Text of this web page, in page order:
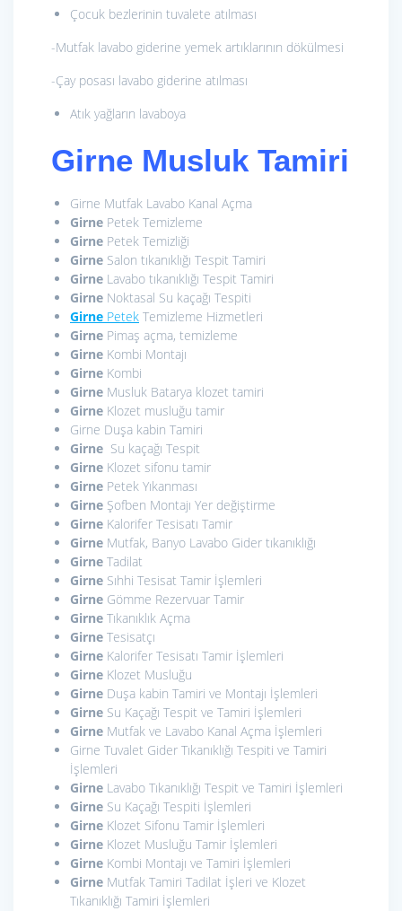
Çocuk bezlerinin tuvalete atılması
-Mutfak lavabo giderine yemek artıklarının dökülmesi
-Çay posası lavabo giderine atılması
Atık yağların lavaboya
Girne Musluk Tamiri
Girne Mutfak Lavabo Kanal Açma
Girne Petek Temizleme
Girne Petek Temizliği
Girne Salon tıkanıklığı Tespit Tamiri
Girne Lavabo tıkanıklığı Tespit Tamiri
Girne Noktasal Su kaçağı Tespiti
Girne Petek Temizleme Hizmetleri
Girne Pimaş açma, temizleme
Girne Kombi Montajı
Girne Kombi
Girne Musluk Batarya klozet tamiri
Girne Klozet musluğu tamir
Girne Duşa kabin Tamiri
Girne Su kaçağı Tespit
Girne Klozet sifonu tamir
Girne Petek Yıkanması
Girne Şofben Montajı Yer değiştirme
Girne Kalorifer Tesisatı Tamir
Girne Mutfak, Banyo Lavabo Gider tıkanıklığı
Girne Tadilat
Girne Sıhhi Tesisat Tamir İşlemleri
Girne Gömme Rezervuar Tamir
Girne Tıkanıklık Açma
Girne Tesisatçı
Girne Kalorifer Tesisatı Tamir İşlemleri
Girne Klozet Musluğu
Girne Duşa kabin Tamiri ve Montajı İşlemleri
Girne Su Kaçağı Tespit ve Tamiri İşlemleri
Girne Mutfak ve Lavabo Kanal Açma İşlemleri
Girne Tuvalet Gider Tıkanıklığı Tespiti ve Tamiri
İşlemleri
Girne Lavabo Tıkanıklığı Tespit ve Tamiri İşlemleri
Girne Su Kaçağı Tespiti İşlemleri
Girne Klozet Sifonu Tamir İşlemleri
Girne Klozet Musluğu Tamir İşlemleri
Girne Kombi Montajı ve Tamiri İşlemleri
Girne Mutfak Tamiri Tadilat İşleri ve Klozet
Tıkanıklığı Tamiri İşlemleri